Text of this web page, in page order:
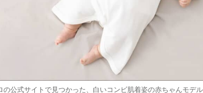
の公式サイトで見つかった、白いコンビ肌着姿の赤ちゃんモデ